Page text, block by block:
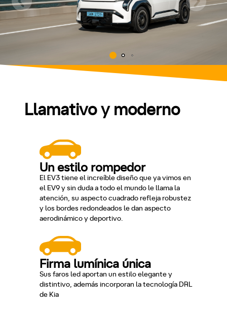
Llamativo y moderno
Un estilo rompedor
El EV3 tiene el increíble diseño que ya vimos en
el EV9 y sin duda a todo el mundo le llama la
atención, su aspecto cuadrado refleja robustez
y los bordes redondeados le dan aspecto
aerodinámico y deportivo.
Firma lumínica única
Sus faros led aportan un estilo elegante y
distintivo, además incorporan la tecnología DRL
de Kia